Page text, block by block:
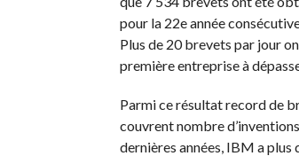
pour la 22e année
Plus de 20 brevets par jour
première entreprise à
Parmi ce résultat record de
couvrent nombre
dernières années, IBM a